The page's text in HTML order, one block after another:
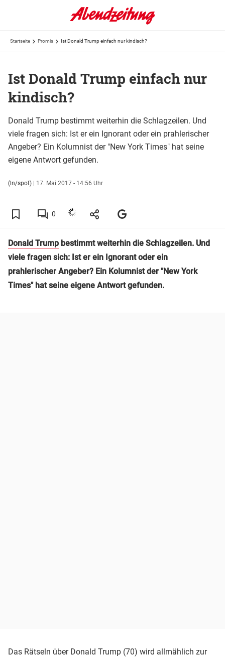
Startseite Promis Ist Donald Trump einfach nur kindisch?
Ist Donald Trump einfach nur
kindisch?
Donald Trump bestimmt weiterhin die Schlagzeilen. Und
viele fragen sich: Ist er ein Ignorant oder ein prahlerischer
Angeber? Ein Kolumnist der "New York Times" hat seine
eigene Antwort gefunden.
(ln/spot) | 17. Mai 2017 - 14:56 Uhr
0
Donald Trump bestimmt weiterhin die Schlagzeilen. Und
viele fragen sich: Ist er ein Ignorant oder ein
prahlerischer Angeber? Ein Kolumnist der "New York
Times" hat seine eigene Antwort gefunden.
Das Rätseln über Donald Trump (70) wird allmählich zur